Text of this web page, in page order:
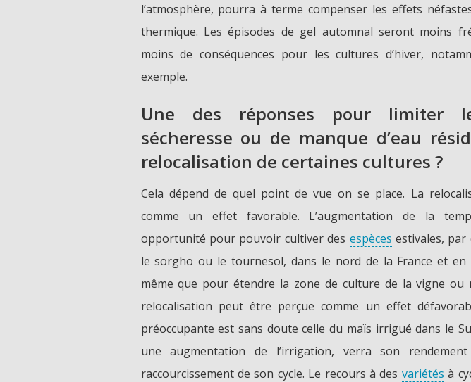
l’atmosphère, pourra à terme compenser les effets
thermique. Les épisodes de gel automnal seront moins
moins de conséquences pour les cultures d’hiver,
exemple.
Une des réponses pour limiter
sécheresse ou de manque d’eau
relocalisation de certaines cultures ?
Cela dépend de quel point de vue on se place. La
comme un effet favorable. L’augmentation de la
opportunité pour pouvoir cultiver des espèces estivales, par
le sorgho ou le tournesol, dans le nord de la France et en
même que pour étendre la zone de culture de la vigne ou
relocalisation peut être perçue comme un effet
préoccupante est sans doute celle du maïs irrigué dans le
une augmentation de l’irrigation, verra son
raccourcissement de son cycle. Le recours à des variétés à